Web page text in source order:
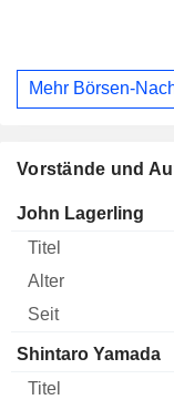
Mehr Börsen-
Vorstände und
Manager Titel Alter
John Lagerling
Shintaro Yamada